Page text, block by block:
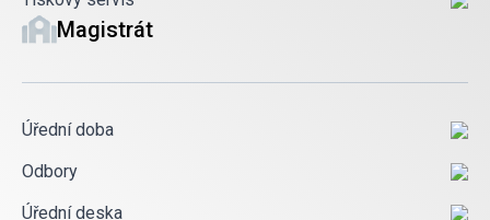
Magistrát
Úřední doba
Odbory
Úřední deska